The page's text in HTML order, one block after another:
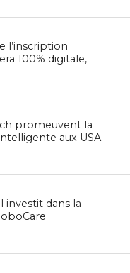
l’inscription
100% digitale,
promeuvent la
aux USA
investit dans la